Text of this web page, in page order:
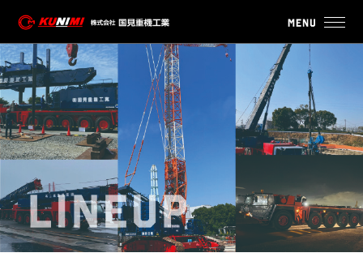
クレーンリースのお問い合わせ
事業内容
保有重機
・クレーンリース
・基礎工事
・プラント工事